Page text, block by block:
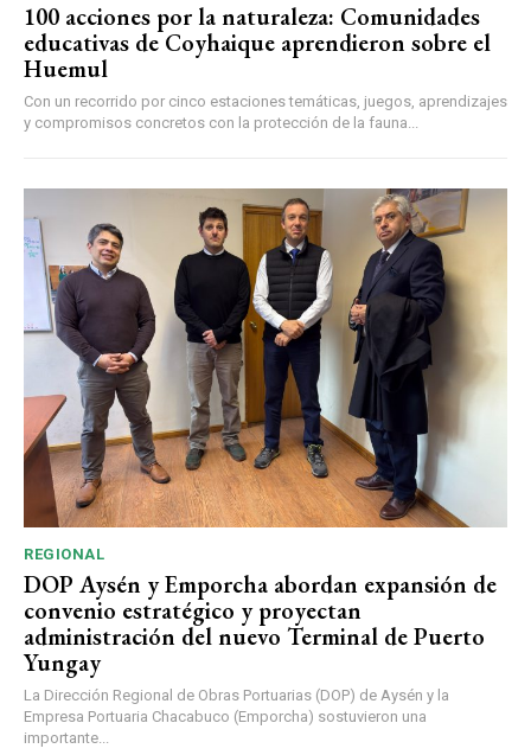
100 acciones por la naturaleza: Comunidades
educativas de Coyhaique aprendieron sobre el
Huemul
Con un recorrido por cinco estaciones temáticas, juegos, aprendizajes
y compromisos concretos con la protección de la fauna...
REGIONAL
DOP Aysén y Emporcha abordan expansión de
convenio estratégico y proyectan
administración del nuevo Terminal de Puerto
Yungay
La Dirección Regional de Obras Portuarias (DOP) de Aysén y la
Empresa Portuaria Chacabuco (Emporcha) sostuvieron una
importante...